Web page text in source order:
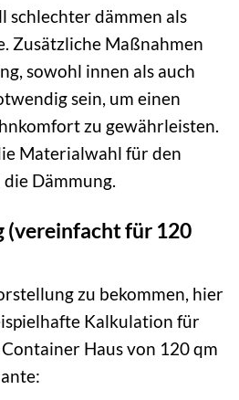
schlechter dämmen als
Zusätzliche Maßnahmen
sowohl innen als auch
sein, um einen
zu gewährleisten.
Materialwahl für den
Dämmung.
(vereinfacht für 120
zu bekommen, hier
Kalkulation für
Haus von 120 qm